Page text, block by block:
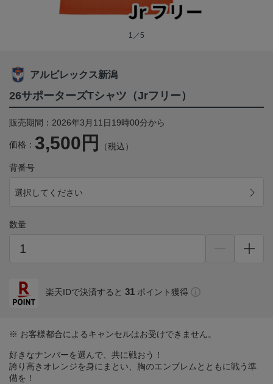
1／5
アルビレックス新潟
26サポーターズTシャツ（Jrフリー）
販売期間：2026年3月11日19時00分から
価格： 3,500円 （税込）
背番号
選択してください
数量
楽天IDで決済すると 31 ポイント獲得
※ お客様都合によるキャンセルはお受けできません。
好きなナンバーを選んで、共に戦おう！
誇り高きオレンジを身にまとい、胸のエンブレムとともに戦う準
備を！